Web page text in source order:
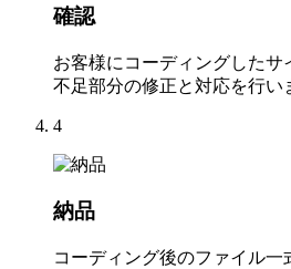
確認
お客様にコーディングしたサ
不足部分の修正と対応を行い
4
納品
コーディング後のファイル一